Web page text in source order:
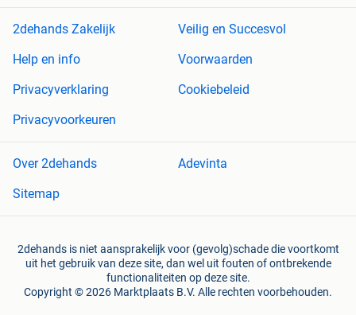
2dehands Zakelijk
Veilig en Succesvol
Help en info
Voorwaarden
Privacyverklaring
Cookiebeleid
Privacyvoorkeuren
Over 2dehands
Adevinta
Sitemap
2dehands is niet aansprakelijk voor (gevolg)schade die voortkomt
uit het gebruik van deze site, dan wel uit fouten of ontbrekende
functionaliteiten op deze site.
Copyright © 2026 Marktplaats B.V. Alle rechten voorbehouden.